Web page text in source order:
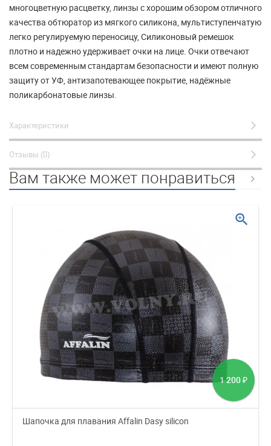
многоцветную расцветку, линзы с хорошим обзором отличного
качества обтюратор из мягкого силикона, мультиступенчатую
легко регулируемую переносицу, Силиконовый ремешок
плотно и надежно удерживает очки на лице. Очки отвечают
всем современным стандартам безопасности и имеют полную
защиту от УФ, антизапотевающее покрытие, надёжные
поликарбонатовые линзы.
Характеристики
Отзывы (0)
Вам также может понравиться
1 200 ₽
Шапочка для плавания Affalin Dasy silicon
zoom_in